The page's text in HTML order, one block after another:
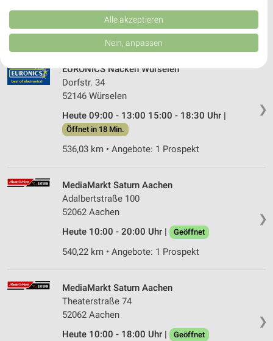
Heute 10:00 - 19:00 Uhr | Geöffnet
501,42 km • Angebote: 1 Prospekt
❯
EURONICS Nacken Würselen
Dorfstr. 34
52146 Würselen
Heute 09:00 - 13:00 15:00 - 18:30 Uhr |
Öffnet in 18 Min.
536,03 km • Angebote: 1 Prospekt
❯
MediaMarkt Saturn Aachen
Adalbertstraße 100
52062 Aachen
Heute 10:00 - 20:00 Uhr |
Geöffnet
540,22 km • Angebote: 1 Prospekt
❯
MediaMarkt Saturn Aachen
Theaterstraße 74
52062 Aachen
Heute 10:00 - 18:00 Uhr |
Geöffnet
Kombinationen von Daten aus verschiedenen Quellen. Entwicklung und
Verbesserung der Angebote. Verwendung reduzierter Daten zur Auswahl
von Inhalten.
Daten können außerhalb der Europäischen Union weitergegeben und in die
USA gesendet werden.
Website/App.
Partnerliste anzeigen (1 IAB-Anbieter)
IAB-Verarbeitungszwecke:
Speichern von oder Zugriff auf Informationen
auf einem Endgerät
Werbeanzeigen
Erstellung von Profilen für personalisierte
personalisierter Werbung
von Inhalten
Verwendung von Profilen zur Auswahl
Alle akzeptieren
Nein, anpassen